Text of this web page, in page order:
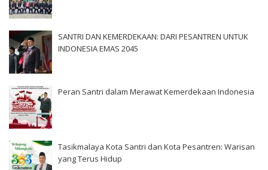
SANTRI DAN KEMERDEKAAN: DARI PESANTREN UNTUK
INDONESIA EMAS 2045
Peran Santri dalam Merawat Kemerdekaan Indonesia
Tasikmalaya Kota Santri dan Kota Pesantren: Warisan
yang Terus Hidup